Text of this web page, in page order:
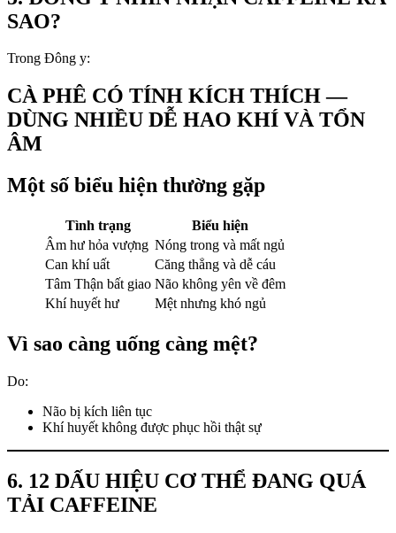
SAO?
Trong Đông y:
CÀ PHÊ CÓ TÍNH KÍCH THÍCH —
DÙNG NHIỀU DỄ HAO KHÍ VÀ TỔN
ÂM
Một số biểu hiện thường gặp
Tình trạng
Biểu hiện
Âm hư hỏa vượng Nóng trong và mất ngủ
Can khí uất
Căng thẳng và dễ cáu
Tâm Thận bất giao Não không yên về đêm
Khí huyết hư
Mệt nhưng khó ngủ
Vì sao càng uống càng mệt?
Do:
Não bị kích liên tục
Khí huyết không được phục hồi thật sự
6. 12 DẤU HIỆU CƠ THỂ ĐANG QUÁ
TẢI CAFFEINE